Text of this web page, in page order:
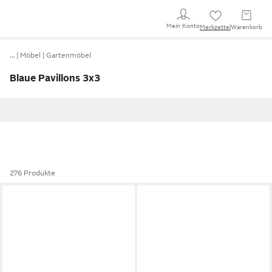
Mein KontoMerkzettel Warenkorb
… Möbel Gartenmöbel
Blaue Pavillons 3x3
276 Produkte